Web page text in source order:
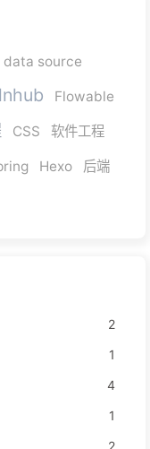
data source
Flowable
CSS 软件工程
Hexo 后端
2
1
4
1